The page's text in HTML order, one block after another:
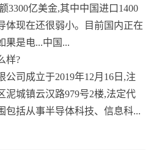
3300亿美金,其中中国进口1400
体现在还很弱小。目前国内正在
果是电...中国...
样?
公司成立于2019年12月16日,注
泥城镇云汉路979号2楼,法定代
包括从事半导体科技、信息科...